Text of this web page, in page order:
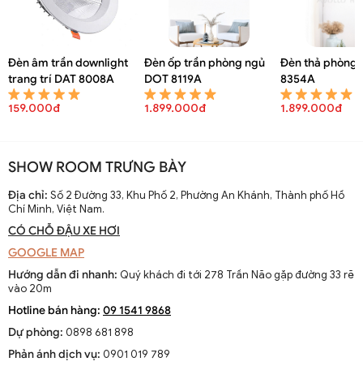
Đèn âm trần downlight
trang trí DAT 8008A
159.000đ
Đèn ốp trần phòng ngủ
DOT 8119A
1.899.000đ
Đèn thả phòng
8354A
1.899.000đ
SHOW ROOM TRƯNG BÀY
Địa chỉ: Số 2 Đường 33, Khu Phố 2, Phường An Khánh, Thành phố Hồ
Chí Minh, Việt Nam.
CÓ CHỖ ĐẬU XE HƠI
GOOGLE MAP
Hướng dẫn đi nhanh: Quý khách đi tới 278 Trần Não gặp đường 33 rẽ
vào 20m
Hotline bán hàng: 09 1541 9868
Dự phòng: 0898 681 898
Phản ánh dịch vụ: 0901 019 789